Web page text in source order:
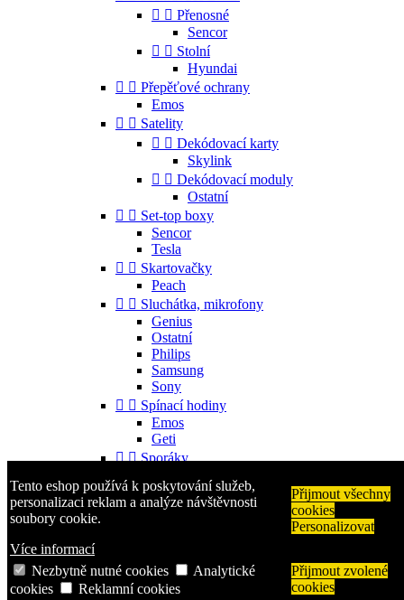
Tento eshop používá k poskytování služeb,
personalizaci reklam a analýze návštěvnosti
soubory cookie.
Více informací
Přijmout všechny
cookies
Personalizovat
Nezbytně nutné cookies
Analytické
cookies
Reklamní cookies
Přijmout zvolené
cookies
  Přenosné
Sencor
  Stolní
Hyundai
  Přepěťové ochrany
Emos
  Satelity
  Dekódovací karty
Skylink
  Dekódovací moduly
Ostatní
  Set-top boxy
Sencor
Tesla
  Skartovačky
Peach
  Sluchátka, mikrofony
Genius
Ostatní
Philips
Samsung
Sony
  Spínací hodiny
Emos
Geti
  Sporáky
  Příslušenství
Gorenje
Aligator
Nokia
Samsung